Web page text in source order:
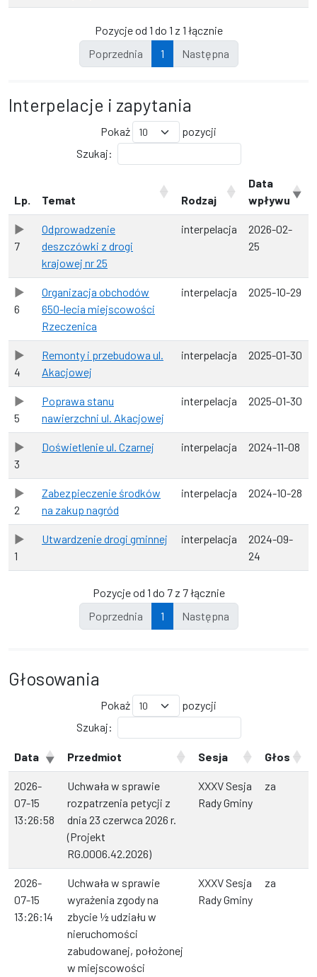
Pozycje od 1 do 1 z 1 łącznie
Poprzednia
1 Następna
Interpelacje i zapytania
Pokaż
pozycji
Szukaj:
Lp. Temat Rodzaj
Data
wpływu
7
Odprowadzenie
deszczówki z drogi
krajowej nr 25
interpelacja
2026-02-
25
6
Organizacja obchodów
650-lecia miejscowości
Rzeczenica
interpelacja 2025-10-29
4
Remonty i przebudowa ul.
Akacjowej
interpelacja 2025-01-30
5
Poprawa stanu
nawierzchni ul. Akacjowej
interpelacja 2025-01-30
3
Doświetlenie ul. Czarnej interpelacja 2024-11-08
2
Zabezpieczenie środków
na zakup nagród
interpelacja 2024-10-28
1
Utwardzenie drogi gminnej interpelacja
2024-09-
24
Pozycje od 1 do 7 z 7 łącznie
Poprzednia
1 Następna
Głosowania
Pokaż
pozycji
Szukaj:
Data Przedmiot Sesja Głos
2026-
07-15
13:26:58
Uchwała w sprawie
rozpatrzenia petycji z
dnia 23 czerwca 2026 r.
(Projekt
RG.0006.42.2026)
XXXV Sesja
Rady Gminy
za
2026-
07-15
13:26:14
Uchwała w sprawie
wyrażenia zgody na
zbycie ½ udziału w
nieruchomości
zabudowanej, położonej
w miejscowości
XXXV Sesja
Rady Gminy
za